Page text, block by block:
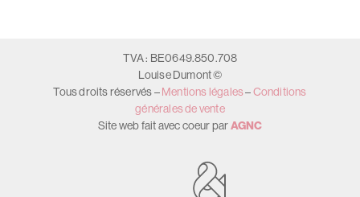
TVA : BE0649.850.708
Louise Dumont ©
Tous droits réservés –Mentions légales–Conditions
générales de vente
Site web fait avec coeur parAGNC